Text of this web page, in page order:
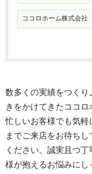
ココロホーム株式会社
数多くの実績をつく
きをかけてきたココ
忙しいお客様でも気
までご来店をお待ち
ください。誠実且つ
様が抱えるお悩みに